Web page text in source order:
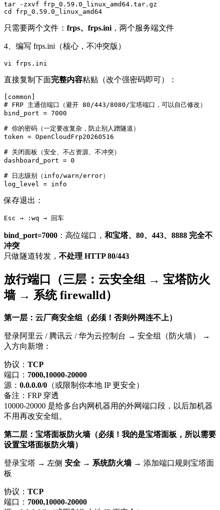
tar -zxvf frp_0.59.0_linux_amd64.tar.gz
cd frp_0.59.0_linux_amd64
只需要两个文件： frps、frps.ini ，两个服务端文件
4、编写 frps.ini（核心，不冲突版）
vi frps.ini
直接复制下面完整内容粘贴（改个强密码即可）：
[common]
# FRP 主通信端口（避开 80/443/8080/宝塔端口，可以自己修改）
bind_port = 7000
# 你的密码（一定要改复杂，防止别人蹭隧道）
token = OpenCloudFrp20260516
# 关闭面板（安全、不占资源、不冲突）
dashboard_port = 0
# 日志级别（info/warn/error）
log_level = info
保存退出：
Esc → :wq → 回车
bind_port=7000 ：高位端口， 和宝塔、80、443、8888 完全不
冲突
只做隧道转发， 不处理 HTTP 80/443
放行端口（三层：云安全组 → 宝塔防火
墙 → 系统 firewalld）
第一层：云厂商安全组（必须！否则外网连不上）
登录阿里云 / 腾讯云 / 华为云控制台 → 安全组（防火墙） →
入方向新增：
协议： TCP
端口： 7000,10000-20000
源： 0.0.0.0/0 （或限制你本地 IP 更安全）
备注：FRP 穿透
10000-20000 是给多台内网机器用的外网端口段，以后加机器
不用再改安全组。
第二层：宝塔面板防火墙（必须！我的是宝塔面板，所以需要
设置宝塔面板防火墙）
登录宝塔 → 左侧 安全 → 系统防火墙→ 添加端口规则宝塔面
板
协议： TCP
端口： 7000,10000-20000